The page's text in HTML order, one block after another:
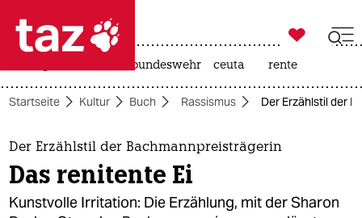
 taz zahl ich
taz zahl ich
themen
politik

taz zahl ich
bundeswehr ceuta rente
Startseite Kultur Buch Rassismus Der Erzählstil der
Der Erzählstil der Bachmannpreisträgerin
Das renitente Ei
Kunstvolle Irritation: Die Erzählung, mit der Sharon